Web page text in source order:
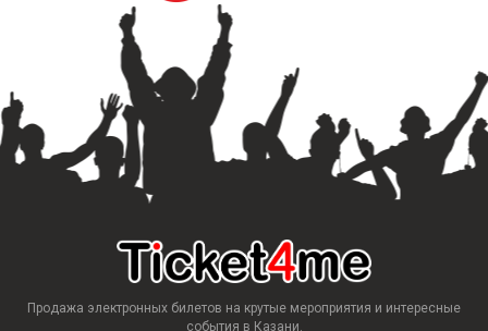
Продажа электронных билетов на крутые мероприятия и интересные
события в Казани.